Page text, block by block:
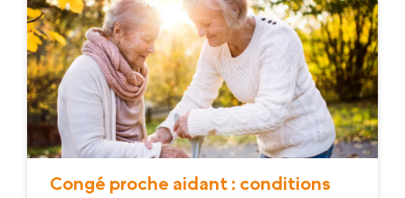
Congé proche aidant : conditions